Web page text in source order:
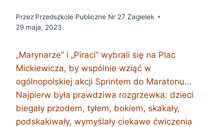
Przez Przedszkole Publiczne Nr 27 Żagielek
29 maja, 2023
„Marynarze” i „Piraci” wybrali się na Plac
Mickiewicza, by wspólnie wziąć w
ogólnopolskiej akcji Sprintem do Maratonu…
Najpierw była prawdziwa rozgrzewka: dzieci
biegały przodem, tyłem, bokiem, skakały,
podskakiwały, wymyślały ciekawe ćwiczenia